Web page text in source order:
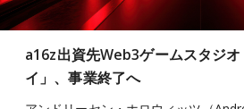
a16z出資先Web3ゲームスタジ
イ」、事業終了へ